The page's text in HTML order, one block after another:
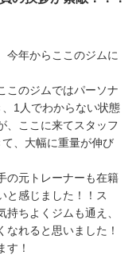
今年からここのジムに
このジムではパーソナ
1人でわからない状態
、ここに来てスタッフ
、大幅に重量が伸び
の元トレーナーも在籍
と感じました！！ス
ちよくジムも通え、
れると思いました！
す！